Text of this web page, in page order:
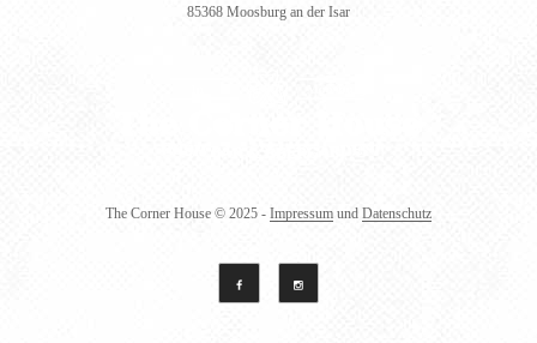
85368 Moosburg an der Isar
The Corner House © 2025 - Impressum und Datenschutz